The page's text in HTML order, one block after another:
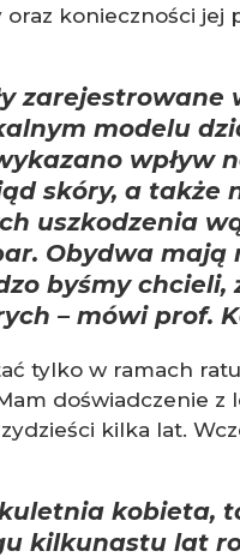
konieczności jej
zarejestrowane
modelu
wpływ
skóry, a także
uszkodzenia
Obydwa mają
byśmy chcieli,
– mówi prof.
tylko w ramach
doświadczenie z
kilka lat.
kobieta,
kilkunastu lat